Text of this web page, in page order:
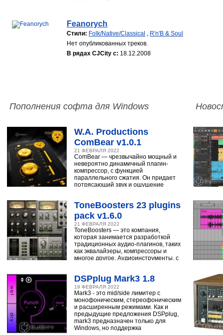
Feanorych
Стили: Folk/Native/Classical , R'n'B & Soul
Нет опубликованных треков.
В рядах CJCity с: 18.12.2008
Пополнения софта для Windows
W.A. Productions
ComBear v1.0.1
21 ФЕВРАЛЯ 2022
ComBear — чрезвычайно мощный и
невероятно динамичный плагин-
компрессор, с функцией
параллельного сжатия. Он придает
потрясающий звук и ощущение
ToneBoosters 23 plugins
pack v1.6.0
21 ФЕВРАЛЯ 2022
ToneBoosters — это компания,
которая занимается разработкой
традиционных аудио-плагинов, таких
как эквалайзеры, компрессоры и
многое другое. Аудиоинструменты, с
DSPplug Mark3 1.8
19 ФЕВРАЛЯ 2022
Mark3 - это mid/side лимитер с
монофоническим, стереофоническим
и расширенным режимами. Как и
предыдущие предложения DSPplug,
mark3 предназначен только для
Windows, но поддержка